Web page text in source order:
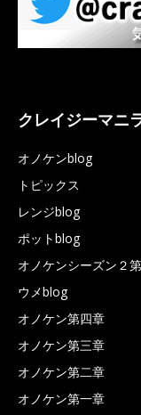
クレイジーマニ
オノケンblog
トピックス
レンジblog
ポットblog
オノケンシーズン２
ウメblog
オノケン第四章
オノケン第三章
オノケン第二章
オノケン第一章